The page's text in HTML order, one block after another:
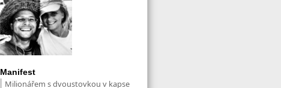
Manifest
Milionářem s dvoustovkou v kapse